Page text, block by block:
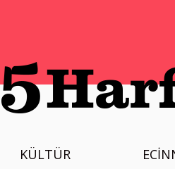
KÜLTÜR